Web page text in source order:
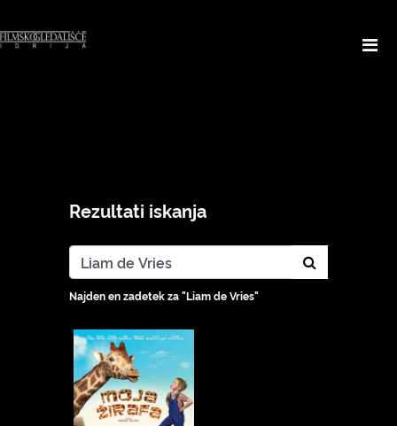
Rezultati iskanja
Najden en zadetek za "Liam de Vries"